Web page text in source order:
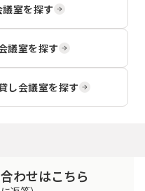
室を探す
議室を探す
し会議室を探す
わせはこちら